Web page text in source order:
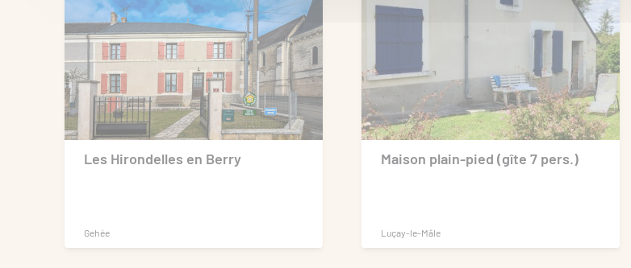
Les Hirondelles en Berry
Gehée
Maison plain-pied (gîte 7 pers.)
Luçay-le-Mâle